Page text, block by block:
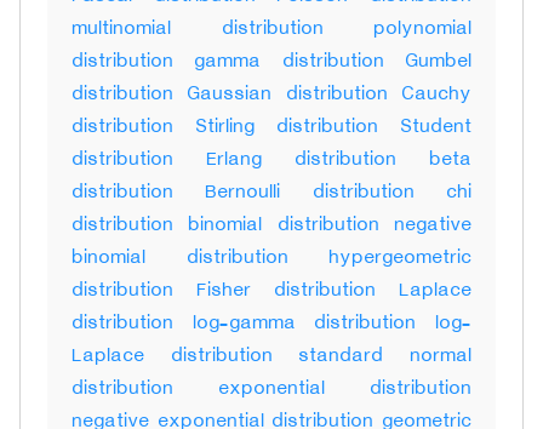
multinomial distribution polynomial
distribution gamma distribution Gumbel
distribution Gaussian distribution Cauchy
distribution Stirling distribution Student
distribution Erlang distribution beta
distribution Bernoulli distribution chi
distribution binomial distribution negative
binomial distribution hypergeometric
distribution Fisher distribution Laplace
distribution log-gamma distribution log-
Laplace distribution standard normal
distribution exponential distribution
negative exponential distribution geometric